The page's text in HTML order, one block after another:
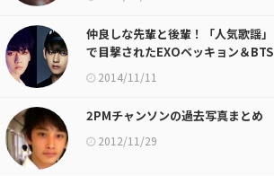
仲良しな先輩と後輩！「人気歌謡」
で目撃されたEXOベッキョン＆BTS
ブイが話題に
2014/11/11
2PMチャンソンの過去写真まとめ
2012/11/29